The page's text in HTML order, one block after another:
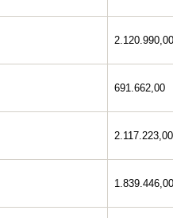
2.120.990,00
691.662,00
2.117.223,00
1.839.446,00